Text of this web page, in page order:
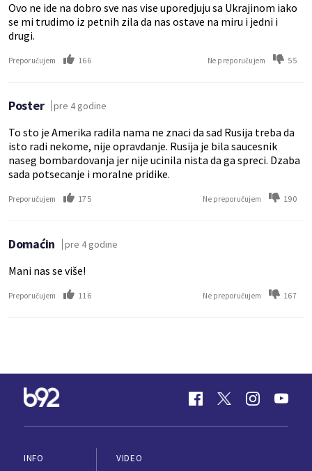
Ovo ne ide na dobro sve nas vise uporedjuju sa Ukrajinom iako
se mi trudimo iz petnih zila da nas ostave na miru i jedni i
drugi.
Preporučujem 166 Ne preporučujem 55
Poster pre 4 godine
To sto je Amerika radila nama ne znaci da sad Rusija treba da
isto radi nekome, nije opravdanje. Rusija je bila saucesnik
naseg bombardovanja jer nije ucinila nista da ga spreci. Dzaba
sada potsecanje i moralne pridike.
Preporučujem 175 Ne preporučujem 190
Domaćin pre 4 godine
Mani nas se više!
Preporučujem 116 Ne preporučujem 167
INFO
VIDEO